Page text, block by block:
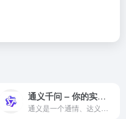
通义千问 – 你的实用AI助手